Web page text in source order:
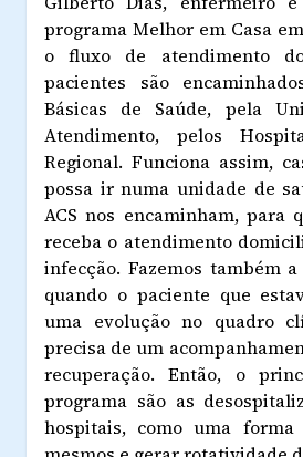
programa Melhor em Casa
o fluxo de atendimento
pacientes são
Básicas de Saúde, pela
Atendimento, pelos
Regional. Funciona assim,
possa ir numa unidade de
ACS nos encaminham, para
receba o atendimento
infecção. Fazemos também
quando o paciente que
uma evolução no quadro
precisa de um
recuperação. Então, o
programa são as
hospitais, como uma forma